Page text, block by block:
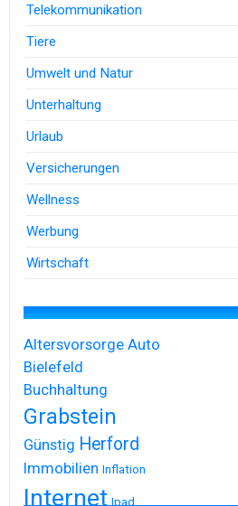
Telekommunikation
Tiere
Umwelt und Natur
Unterhaltung
Urlaub
Versicherungen
Wellness
Werbung
Wirtschaft
Altersvorsorge Auto
Bielefeld
Buchhaltung
Grabstein
Günstig Herford
Immobilien Inflation
Internet Ipad